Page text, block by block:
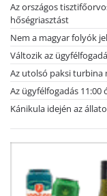
Az országos
hőségriasztást
Nem a magyar folyók
Változik az
Az utolsó paksi
Az ügyfélfogadás
Kánikula idején az